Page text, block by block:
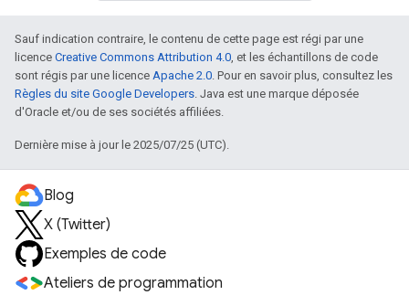
Sauf indication contraire, le contenu de cette page est régi par une
licence Creative Commons Attribution 4.0, et les échantillons de code
sont régis par une licence Apache 2.0. Pour en savoir plus, consultez les
Règles du site Google Developers. Java est une marque déposée
d'Oracle et/ou de ses sociétés affiliées.
Dernière mise à jour le 2025/07/25 (UTC).
Blog
X (Twitter)
Exemples de code
Ateliers de programmation